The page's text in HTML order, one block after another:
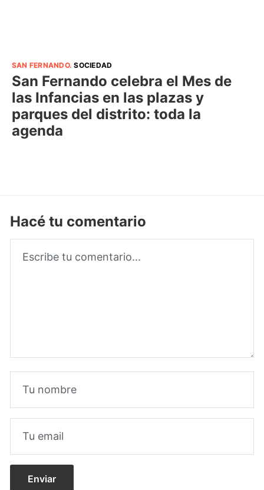
SAN FERNANDO.SOCIEDAD
San Fernando celebra el Mes de
las Infancias en las plazas y
parques del distrito: toda la
agenda
Hacé tu comentario